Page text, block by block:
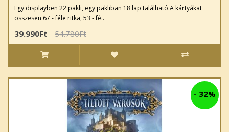
Egy displayben 22 pakli, egy pakliban 18 lap található.A kártyákat
összesen 67 - féle ritka, 53 - fé..
39.990Ft 54.780Ft
- 32%